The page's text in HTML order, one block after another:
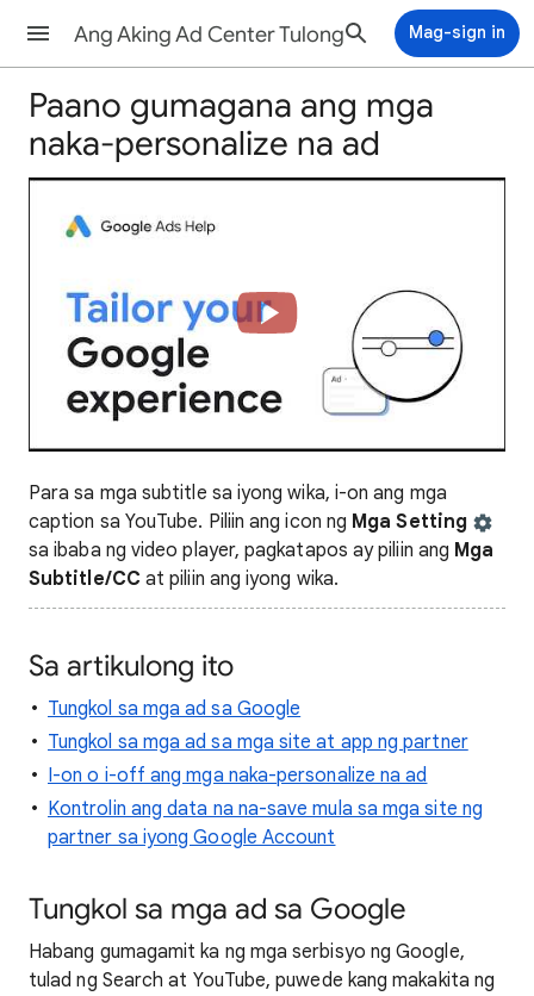
Ang Aking Ad Center Tulong Mag-sign in
Paano gumagana ang mga
naka-personalize na ad
Para sa mga subtitle sa iyong wika, i-on ang mga
caption sa YouTube. Piliin ang icon ng Mga Setting
sa ibaba ng video player, pagkatapos ay piliin ang Mga
Subtitle/CC at piliin ang iyong wika.
Sa artikulong ito
Tungkol sa mga ad sa Google
Tungkol sa mga ad sa mga site at app ng partner
I-on o i-off ang mga naka-personalize na ad
Kontrolin ang data na na-save mula sa mga site ng
partner sa iyong Google Account
Tungkol sa mga ad sa Google
Habang gumagamit ka ng mga serbisyo ng Google,
tulad ng Search at YouTube, puwede kang makakita ng